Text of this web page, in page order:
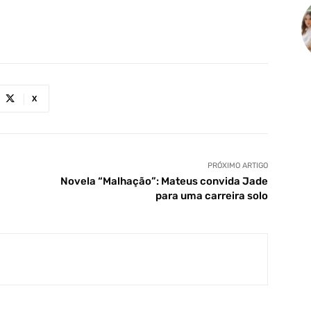
X
PRÓXIMO ARTIGO
Novela “Malhação”: Mateus convida Jade
para uma carreira solo